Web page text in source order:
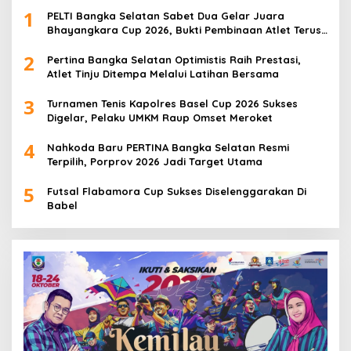
1
PELTI Bangka Selatan Sabet Dua Gelar Juara
Bhayangkara Cup 2026, Bukti Pembinaan Atlet Terus
2
Pertina Bangka Selatan Optimistis Raih Prestasi,
Atlet Tinju Ditempa Melalui Latihan Bersama
3
Turnamen Tenis Kapolres Basel Cup 2026 Sukses
Digelar, Pelaku UMKM Raup Omset Meroket
4
Nahkoda Baru PERTINA Bangka Selatan Resmi
Terpilih, Porprov 2026 Jadi Target Utama
5
Futsal Flabamora Cup Sukses Diselenggarakan Di
Babel